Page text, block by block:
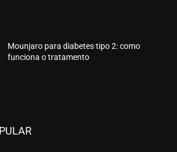
Mounjaro para diabetes tipo 2: como
funciona o tratamento